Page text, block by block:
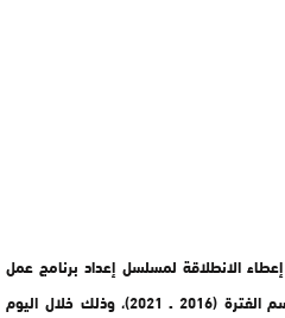
تم صباح اليوم الأربعاء 30 نونبر 2016 إعطاء الانطلاقة لمسلسل إعداد برنامج عمل
الجماعة الترابية أفورار إقليم أزيلال برسم الفترة (2016 ـ 2021)، وذلك خلال اليوم